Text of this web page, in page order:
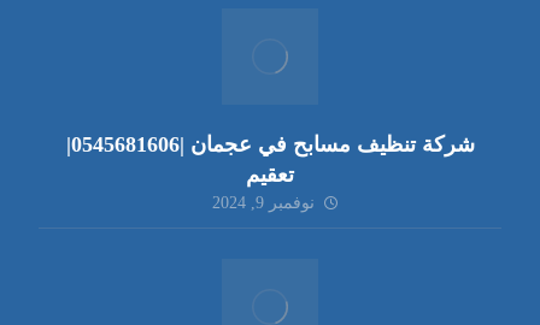
شركة تنظيف مسابح في عجمان |0545681606|
تعقيم
نوفمبر 9, 2024